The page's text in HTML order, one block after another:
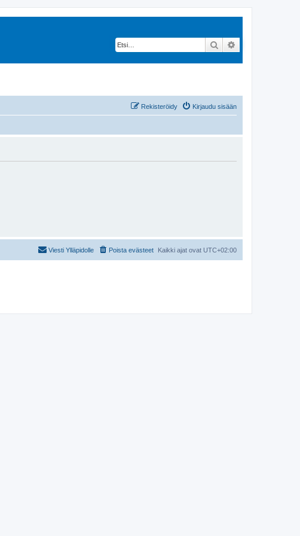
Etsi
Kirjaudu sisään
Rekisteröidy
Kaikki ajat ovat UTC+02:00
Poista evästeet
Viesti Ylläpidolle